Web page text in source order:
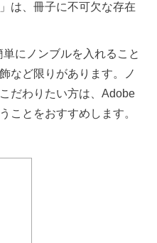
は、冊子に不可欠な存在
にノンブルを入れること
など限りがあります。ノ
だわりたい方は、Adobe
ことをおすすめします。